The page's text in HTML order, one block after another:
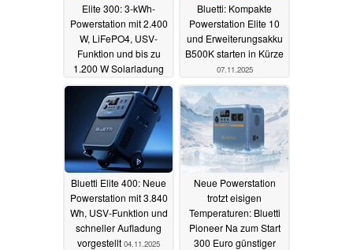
Elite 300: 3-kWh-
Powerstation mit 2.400
W, LiFePO4, USV-
Funktion und bis zu
1.200 W Solarladung
06.01.2026
Bluetti: Kompakte
Powerstation Elite 10
und Erweiterungsakku
B500K starten in Kürze
07.11.2025
Bluetti Elite 400: Neue
Powerstation mit 3.840
Wh, USV-Funktion und
schneller Aufladung
vorgestellt 04.11.2025
Neue Powerstation
trotzt eisigen
Temperaturen: Bluetti
Pioneer Na zum Start
300 Euro günstiger